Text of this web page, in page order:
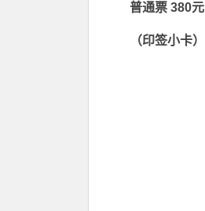
普通票 380元
（印签小卡）